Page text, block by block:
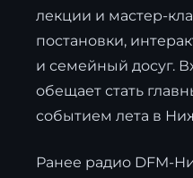
лекции и мастер-
постановки,
и семейный досуг.
обещает стать
событием лета в
Ранее радио DFM-